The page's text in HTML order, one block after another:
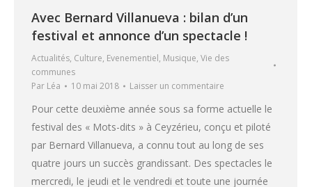
Avec Bernard Villanueva : bilan d’un
festival et annonce d’un spectacle !
Actualités, Culture, Evenementiel, Musique, Vie des
communes
Par Léa 10 mai 2018 Laisser un commentaire
Pour cette deuxième année sous sa forme actuelle le
festival des « Mots-dits » à Ceyzérieu, conçu et piloté
par Bernard Villanueva, a connu tout au long de ses
quatre jours un succès grandissant. Des spectacles le
mercredi, le jeudi et le vendredi et toute une journée